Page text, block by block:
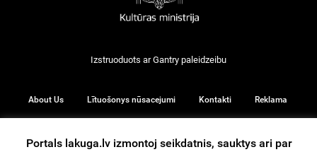
Izstruoduots arGantry paleidzeibu
About Us Lītuošonys nūsacejumi Kontakti Reklama
Portals lakuga.lv izmontoj seikdatnis, sauktys ari par